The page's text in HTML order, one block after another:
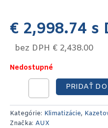
€ 2,998.74 s
bez DPH € 2,438.00
Nedostupné
PRIDAŤ
Kategórie: Klimatizácie,
Značka: AUX